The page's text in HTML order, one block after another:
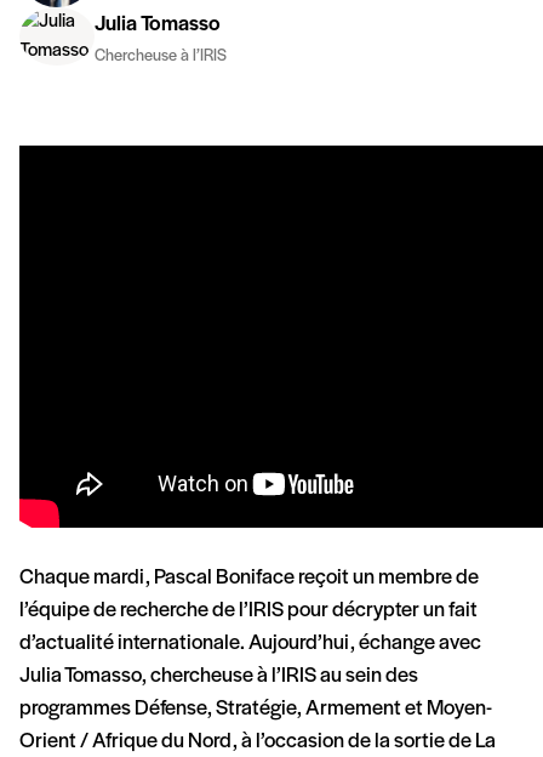
Julia Tomasso
Chercheuse à l’IRIS
Chaque mardi, Pascal Boniface reçoit un membre de
l’équipe de recherche de l’‪‪‪IRIS‬ pour décrypter un fait
d’actualité internationale. Aujourd’hui, échange avec
Julia Tomasso, chercheuse à l’IRIS au sein des
programmes Défense, Stratégie, Armement et Moyen-
Orient / Afrique du Nord, à l’occasion de la sortie de La